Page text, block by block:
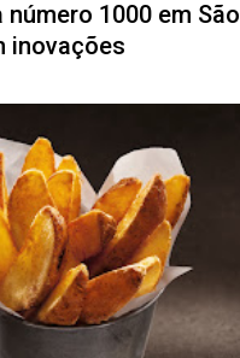
1000 em São
inovações